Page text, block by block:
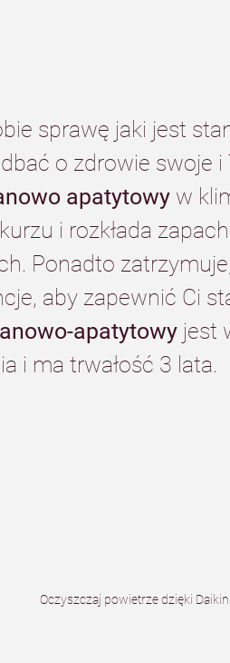
sprawę jaki jest
o zdrowie swoje i
apatytowy w
i rozkłada
Ponadto
aby zapewnić Ci
apatytowy jest
i ma trwałość 3 lata.
Oczyszczaj powietrze dzięki